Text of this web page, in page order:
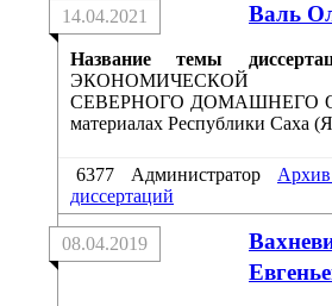
Валь
14.04.2021
Название темы
ЭКОНОМИЧЕСКОЙ
СЕВЕРНОГО ДОМАШНЕГО
материалах Республики Саха
6377 Администратор
диссертаций
08.04.2019